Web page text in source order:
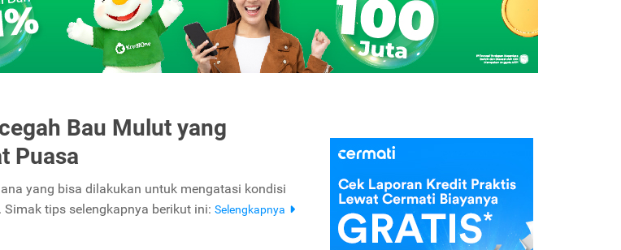
Bau Mulut yang
Puasa
yang bisa dilakukan untuk mengatasi kondisi
tips selengkapnya berikut ini: Selengkapnya